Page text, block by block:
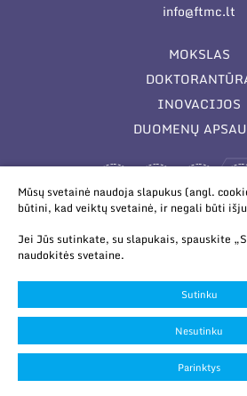
info@ftmc.lt
MOKSLAS
INOVACIJOS
DUOMENŲ
© 2026 Valstybinis mokslinių tyrimų
technologijos mokslų centras.
Juridinių asmenų
Slapukų parinktys
Duomenų apsauga
Sukurta:TEXUS
Mūsų svetainė naudoja slapukus (angl.
būtini, kad veiktų svetainė, ir negali būti
Jei Jūs sutinkate, su slapukais, spauskite
naudokitės svetaine.
Sutinku
Nesutinku
Parinktys